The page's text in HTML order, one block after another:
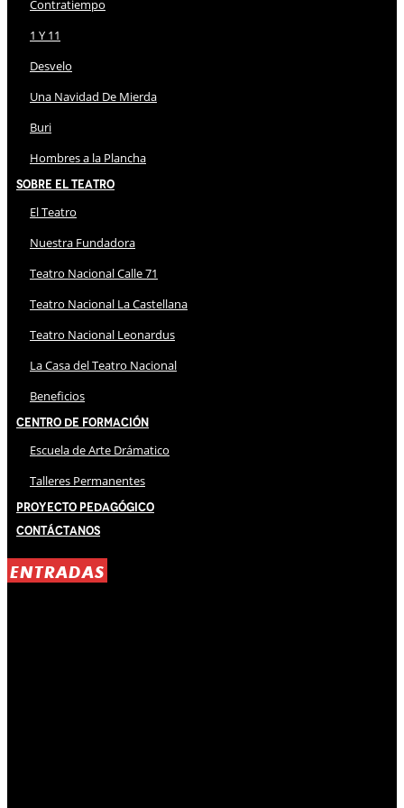
Contratiempo
1 Y 11
Desvelo
Una Navidad De Mierda
Buri
Hombres a la Plancha
Sobre El Teatro
El Teatro
Nuestra Fundadora
Teatro Nacional Calle 71
Teatro Nacional La Castellana
Teatro Nacional Leonardus
La Casa del Teatro Nacional
Beneficios
Centro de Formación
Escuela de Arte Drámatico
Talleres Permanentes
Proyecto Pedagógico
Contáctanos
ENTRADAS